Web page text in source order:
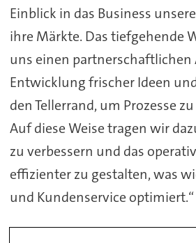
Einblick in das Business
ihre Märkte. Das tiefgehende
uns einen partnerschaftlichen
Entwicklung frischer Ideen
den Tellerrand, um Prozesse
Auf diese Weise tragen wir
zu verbessern und das
effizienter zu gestalten, was
und Kundenservice optimiert.“